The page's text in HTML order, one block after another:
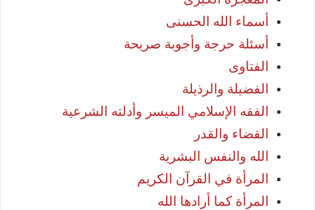
أسماء الله الحسنى
أسئلة حرجة وأجوبة صريحة
الفتاوى
الفضيلة والرذيلة
الفقه الإسلامي الميسر وأدلته الشرعية
القضاء والقدر
الله والنفس البشرية
المرأة في القرآن الكريم
المرأة كما أرادها الله